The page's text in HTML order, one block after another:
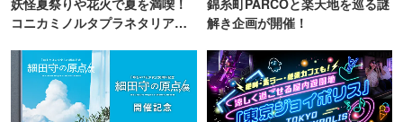
妖怪夏祭りや花火で夏を満喫！
コニカミノルタプラネタリア
錦糸町PARCOと楽天地を巡る謎
解き企画が開催！